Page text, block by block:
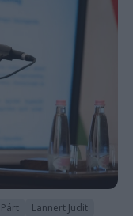
Lannert Judit